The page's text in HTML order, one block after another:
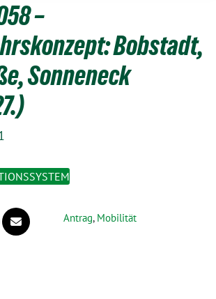
–
Bobstadt,
Sonneneck
Antrag, Mobilität